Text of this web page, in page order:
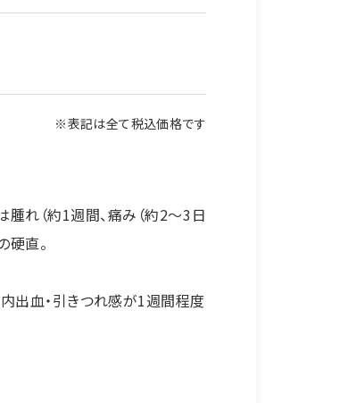
※表記は全て税込価格です
腫れ（約1週間、痛み（約2〜3日
硬直。
内出血・引きつれ感が1週間程度